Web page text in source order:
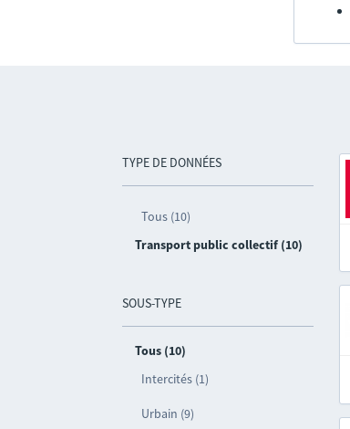
TYPE DE DONNÉES
Tous (10)
Transport public collectif (10)
SOUS-TYPE
Tous (10)
Intercités (1)
Urbain (9)